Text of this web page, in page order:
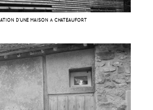
D’UNE MAISON À CHATEAUFORT